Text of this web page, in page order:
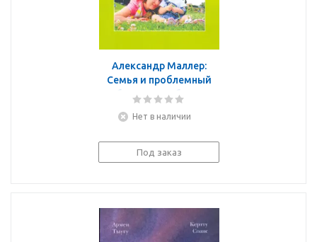
Александр Маллер:
Семья и проблемный
ребенок. Пособие для
Нет в наличии
Под заказ